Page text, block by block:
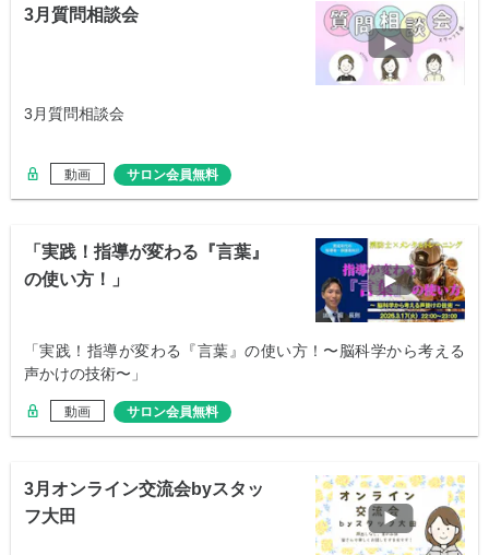
3月質問相談会
3月質問相談会
動画 サロン会員無料
「実践！指導が変わる『言葉』
の使い方！」
「実践！指導が変わる『言葉』の使い方！〜脳科学から考える
声かけの技術〜」
動画 サロン会員無料
3月オンライン交流会byスタッ
フ大田